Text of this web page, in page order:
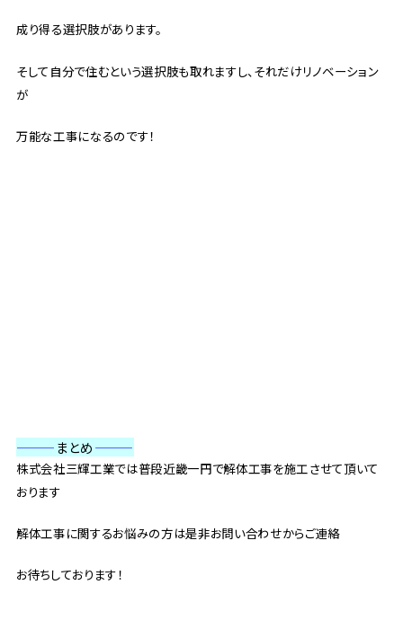
成り得る選択肢があります。
そして自分で住むという選択肢も取れますし、それだけリノベーション
が
万能な工事になるのです！
———まとめ———
株式会社三輝工業では普段近畿一円で解体工事を施工させて頂いて
おります
解体工事に関するお悩みの方は是非お問い合わせからご連絡
お待ちしております！